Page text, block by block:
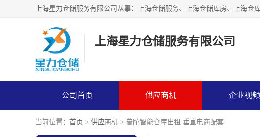
上海星力仓储服务有限公司
公司首页 供应商机 企业视频
当前位置： 首页 > 供应商机 > 普陀智能仓库出租 垂直电商配套